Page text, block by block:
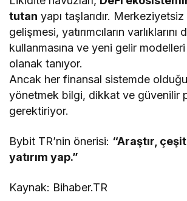
tutan yapı taşlarıdır. Merkeziyetsiz
gelişmesi, yatırımcıların varlıklarını
kullanmasına ve yeni gelir
olanak tanıyor.
Ancak her finansal sistemde
yönetmek bilgi, dikkat ve güvenilir
gerektiriyor.
Bybit TR’nin önerisi: “Araştır,
yatırım yap.”
Kaynak: Bihaber.TR